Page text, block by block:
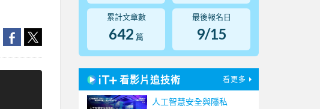
累計文章數
642 篇
最後報名日
9/15
看影片追技術 看更多
人工智慧安全與隱私